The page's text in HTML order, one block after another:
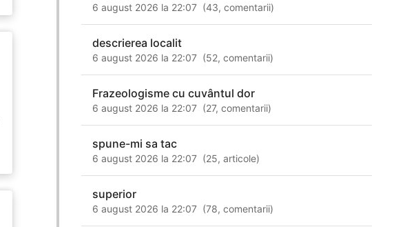
6 august 2026 la 22:07 (43,comentarii)
descrierea localit
6 august 2026 la 22:07 (52,comentarii)
Frazeologisme cu cuvântul dor
6 august 2026 la 22:07 (27,comentarii)
spune-mi sa tac
6 august 2026 la 22:07 (25,articole)
superior
6 august 2026 la 22:07 (78,comentarii)